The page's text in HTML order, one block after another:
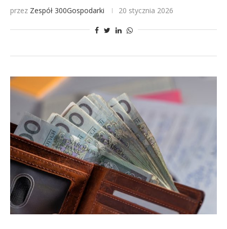
przez Zespół 300Gospodarki 20 stycznia 2026